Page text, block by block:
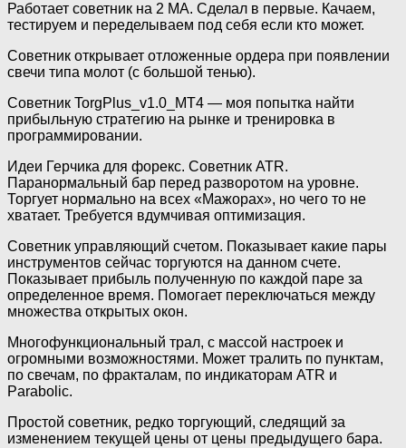
Работает советник на 2 МА. Сделал в первые. Качаем,
тестируем и переделываем под себя если кто может.
Советник открывает отложенные ордера при появлении
свечи типа молот (с большой тенью).
Советник TorgPlus_v1.0_MT4 — моя попытка найти
прибыльную стратегию на рынке и тренировка в
программировании.
Идеи Герчика для форекс. Советник ATR.
Паранормальный бар перед разворотом на уровне.
Торгует нормально на всех «Мажорах», но чего то не
хватает. Требуется вдумчивая оптимизация.
Советник управляющий счетом. Показывает какие пары
инструментов сейчас торгуются на данном счете.
Показывает прибыль полученную по каждой паре за
определенное время. Помогает переключаться между
множества открытых окон.
Многофункциональный трал, с массой настроек и
огромными возможностями. Может тралить по пунктам,
по свечам, по фракталам, по индикаторам ATR и
Parabolic.
Простой советник, редко торгующий, следящий за
изменением текущей цены от цены предыдущего бара.